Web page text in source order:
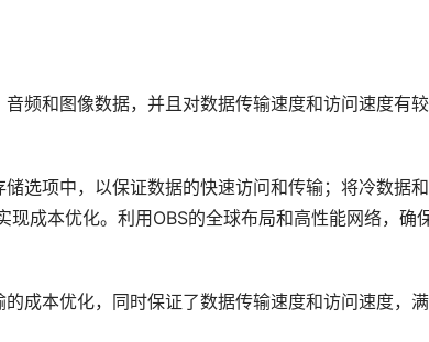
频和图像数据，并且对数据传输速度和访问速度有
选项中，以保证数据的快速访问和传输；将冷数据和
成本优化。利用OBS的全球布局和高性能网络，确
成本优化，同时保证了数据传输速度和访问速度，